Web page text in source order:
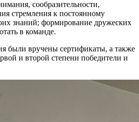
сообразительности,
стремления к постоянному
знаний; формирование дружеских
в команде.
были вручены сертификаты, а также
и второй степени победители и